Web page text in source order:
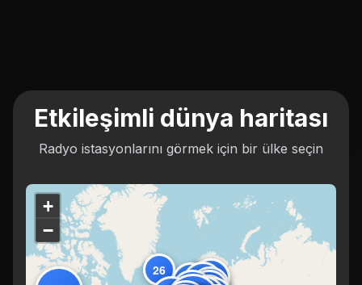
Etkileşimli dünya haritası
Radyo istasyonlarını görmek için bir ülke seçin
136
26
96217
+
−